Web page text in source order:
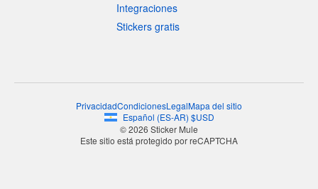
Integraciones
Stickers gratis
PrivacidadCondicionesLegalMapa del sitio
Español (ES-AR) $USD
© 2026 Sticker Mule
Este sitio está protegido por reCAPTCHA